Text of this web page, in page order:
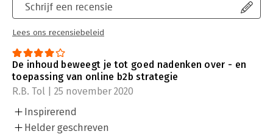
Schrijf een recensie
Lees ons recensiebeleid
De inhoud beweegt je tot goed nadenken over - en
toepassing van online b2b strategie
R.B. Tol | 25 november 2020
Inspirerend
Helder geschreven